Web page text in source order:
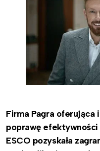
Firma Pagra
poprawę
ESCO pozyskała